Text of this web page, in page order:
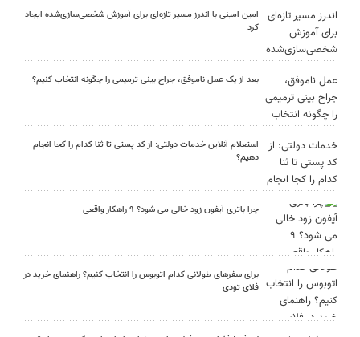
امین امینی با اندرز مسیر تازه‌ای برای آموزش شخصی‌سازی‌شده ایجاد
کرد
بعد از یک عمل ناموفق، جراح بینی ترمیمی را چگونه انتخاب کنیم؟
استعلام آنلاین خدمات دولتی: از کد پستی تا ثنا کدام را کجا انجام
دهیم؟
چرا باتری آیفون زود خالی می شود؟ ۹ راهکار واقعی
برای سفرهای طولانی کدام اتوبوس را انتخاب کنیم؟ راهنمای خرید در
فلای تودی